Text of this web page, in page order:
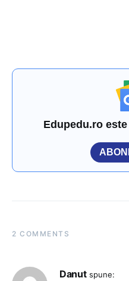
Edupedu.ro
2 COMMENTS
Danut spune: